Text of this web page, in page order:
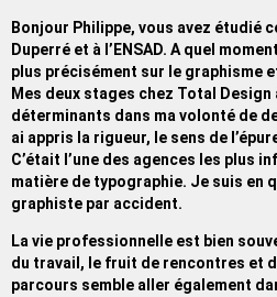
Bonjour Philippe, vous avez étudié
Duperré et à l’ENSAD. A quel
plus précisément sur le graphisme
Mes deux stages chez Total
déterminants dans ma volonté de
ai appris la rigueur, le sens de
C’était l’une des agences les plus
matière de typographie. Je suis en
graphiste par accident.
La vie professionnelle est bien
du travail, le fruit de rencontres et
parcours semble aller également